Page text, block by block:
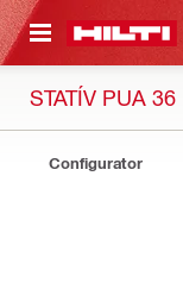
HLAVNÝ OBSAH
STATÍV PUA 36
Configurator